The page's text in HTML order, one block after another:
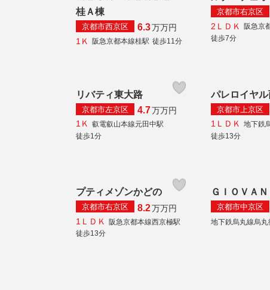
桂Ａ棟
京都市西京区 6.3万万円
1Ｋ
阪急京都本線桂駅 徒歩11分
京都市右京区
2ＬＤＫ
阪急京
徒歩7分
リバティ東大路
京都市左京区 4.7万万円
1Ｋ 叡電叡山本線元田中駅
徒歩1分
パレロイヤル
京都市上京区
1ＬＤＫ 地下鉄
徒歩13分
プティメゾンかどの
京都市右京区 8.2万万円
1ＬＤＫ
阪急京都本線西京極駅
徒歩13分
ＧＩＯＶＡ
京都市中京区
地下鉄烏丸線烏丸